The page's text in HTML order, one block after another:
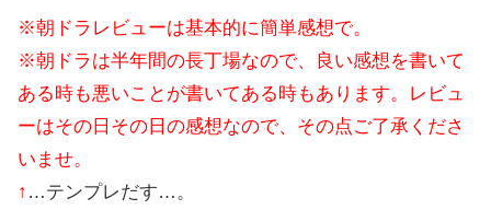
※朝ドラレビューは基本的に簡単感想で。
※朝ドラは半年間の長丁場なので、良い感想を書いて
ある時も悪いことが書いてある時もあります。レビュ
ーはその日その日の感想なので、その点ご了承くださ
いませ。
↑ …テンプレだす…。